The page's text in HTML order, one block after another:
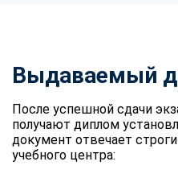
Выдаваемый
После успешной сдачи
получают диплом
документ отвечает
учебного центра: